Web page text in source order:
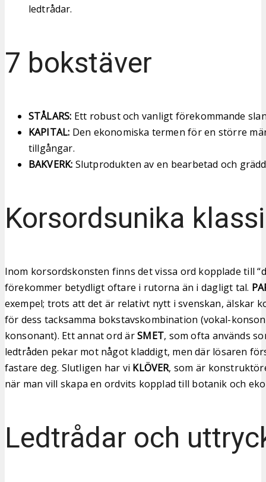
ledtrådar.
7 bokstäver
STÅLARS: Ett robust och vanligt förekommande
KAPITAL: Den ekonomiska termen för en större
tillgångar.
BAKVERK: Slutprodukten av en bearbetad och
Korsordsunika
Inom korsordskonsten finns det vissa ord kopplade till
förekommer betydligt oftare i rutorna än i dagligt tal.
exempel; trots att det är relativt nytt i svenskan, älskar
för dess tacksamma bokstavskombination (vokal-
konsonant). Ett annat ord ärSMET, som ofta används
ledtråden pekar mot något kladdigt, men där lösaren
fastare deg. Slutligen har vi KLÖVER, som är
när man vill skapa en ordvits kopplad till botanik och
Ledtrådar och